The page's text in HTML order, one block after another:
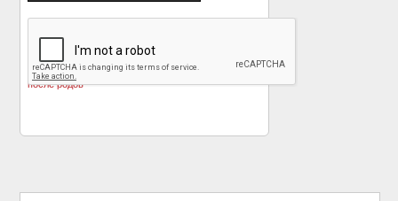
Наталья Водянова
продемонстрировала
идеальную фигуру
после родов
Василия Шульженко о
российской глубинке